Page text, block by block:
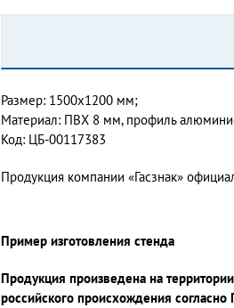
Размер: 1500х1200 мм;
Материал: ПВХ 8 мм, профиль
Код: ЦБ-00117383
Продукция компании «Гасзнак»
Пример изготовления стенда
Продукция произведена на
российского происхождения